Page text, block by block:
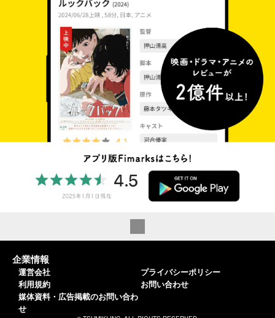
企業情報
運営会社
利用規約
媒体資料・広告掲載のお問い合わ
せ
プライバシーポリシー
お問い合わせ